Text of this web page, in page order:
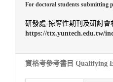
For doctoral students submitting
研發處-掠奪性期刊及研討會
https://ttx.yuntech.edu.tw/
資格考參考書目 Qualifying